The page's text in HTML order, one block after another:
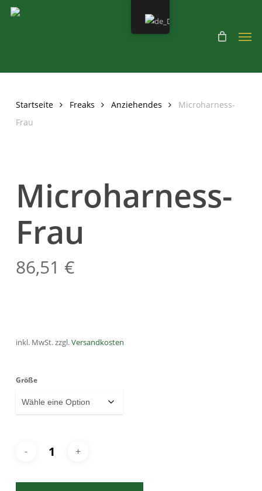
Skip
Startseite Freaks Anziehendes
Microharness-
Frau
Microharness-
Frau
86,51 €
inkl. MwSt.zzgl.Versandkosten
Größe